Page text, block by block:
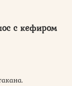
с кефиром